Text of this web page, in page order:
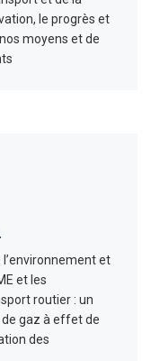
le progrès et
moyens et de
et
et les
routier : un
gaz à effet de
des